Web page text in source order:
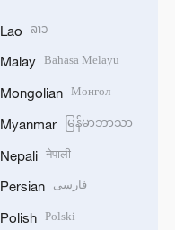
Lao ລາວ
Malay Bahasa Melayu
Mongolian Монгол
Myanmar မြန်မာဘာသာ
Nepali नेपाली
Persian فارسی
Polish Polski